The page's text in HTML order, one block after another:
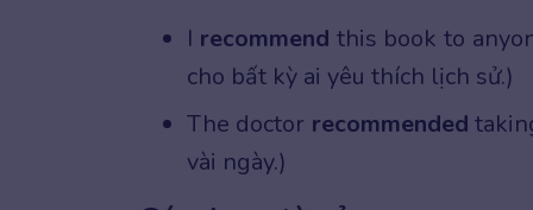
I recommend this book to
cho bất kỳ ai yêu thích lịch sử.)
The doctor recommended
vài ngày.)